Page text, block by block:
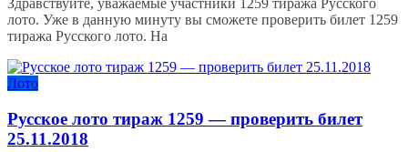
лото. Уже в данную минуту вы сможете проверить билет 1259
тиража Русского лото. На
Лото
Русское лото тираж 1259 — проверить билет
25.11.2018